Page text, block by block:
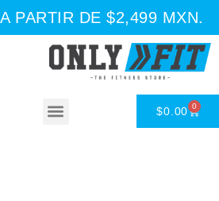
PARTIR DE $2,499 MXN.
$0.00 0